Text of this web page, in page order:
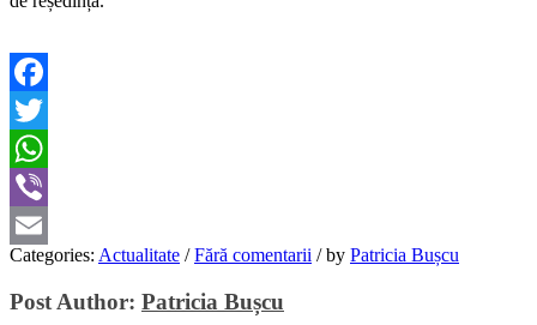
Facebook
Twitter
WhatsApp
Viber
Email
Categories: Actualitate / Fără comentarii /by Patricia Bușcu
Post Author: Patricia Bușcu